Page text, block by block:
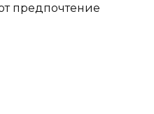
предпочтение